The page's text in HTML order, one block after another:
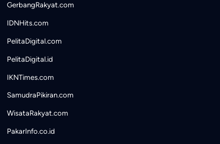
GerbangRakyat.com
IDNHits.com
PelitaDigital.com
PelitaDigital.id
IKNTimes.com
SamudraPikiran.com
WisataRakyat.com
PakarInfo.co.id